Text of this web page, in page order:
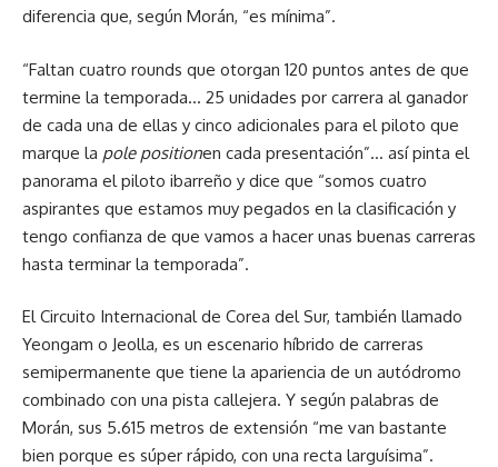
diferencia que, según Morán, “es mínima”.
“Faltan cuatro rounds que otorgan 120 puntos antes de que
termine la temporada… 25 unidades por carrera al ganador
de cada una de ellas y cinco adicionales para el piloto que
marque la pole positionen cada presentación”… así pinta el
panorama el piloto ibarreño y dice que “somos cuatro
aspirantes que estamos muy pegados en la clasificación y
tengo confianza de que vamos a hacer unas buenas carreras
hasta terminar la temporada”.
El Circuito Internacional de Corea del Sur, también llamado
Yeongam o Jeolla, es un escenario híbrido de carreras
semipermanente que tiene la apariencia de un autódromo
combinado con una pista callejera. Y según palabras de
Morán, sus 5.615 metros de extensión “me van bastante
bien porque es súper rápido, con una recta larguísima”.